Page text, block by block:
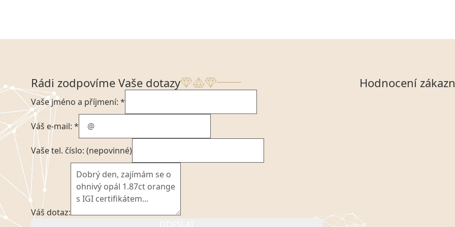
Rádi zodpovíme Vaše dotazy
Vaše jméno a příjmení: *
Váš e-mail: *
Vaše tel. číslo: (nepovinné)
Váš dotaz:
Hodnocení